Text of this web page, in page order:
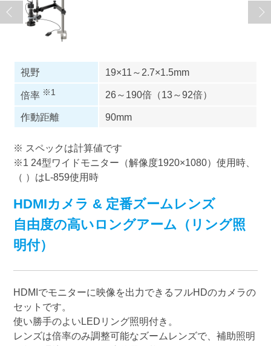
視野 19×11～2.7×1.5mm
倍率 ※1 26～190倍（13～92倍）
作動距離 90mm
※ スペックは計算値です
※1 24型ワイドモニター（解像度1920×1080）使用時、
（ ）はL-859使用時
HDMIカメラ & 定番ズームレンズ
自由度の高いロングアーム（リング照
明付）
HDMIでモニターに映像を出力できるフルHDのカメラの
セットです。
使い勝手のよいLEDリング照明付き。
レンズは倍率のみ調整可能なズームレンズで、補助照明